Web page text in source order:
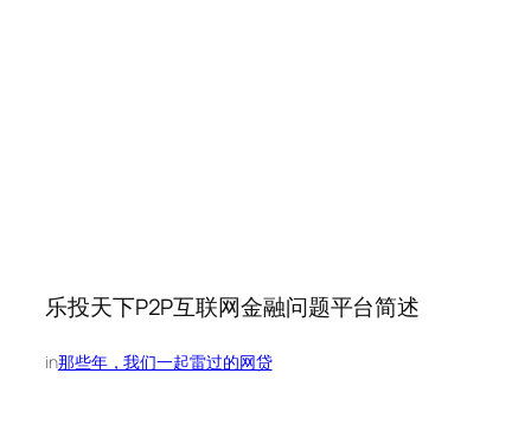
乐投天下P2P互联网金融问题平台简述
in那些年，我们一起雷过的网贷